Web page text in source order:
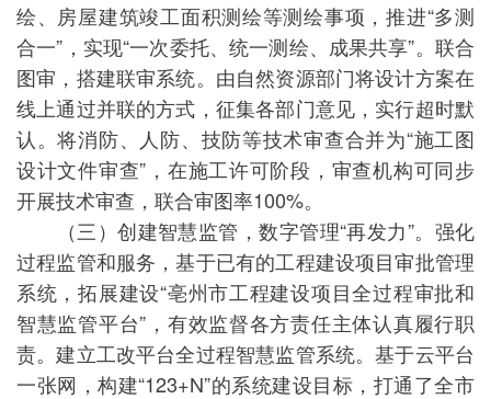
绘、房屋建筑竣工面积测绘等测绘事项，推进“多测
合一”，实现“一次委托、统一测绘、成果共享”。联合
图审，搭建联审系统。由自然资源部门将设计方案在
线上通过并联的方式，征集各部门意见，实行超时默
认。将消防、人防、技防等技术审查合并为“施工图
设计文件审查”，在施工许可阶段，审查机构可同步
开展技术审查，联合审图率100%。
（三）创建智慧监管，数字管理“再发力”。强化
过程监管和服务，基于已有的工程建设项目审批管理
系统，拓展建设“亳州市工程建设项目全过程审批和
智慧监管平台”，有效监督各方责任主体认真履行职
责。建立工改平台全过程智慧监管系统。基于云平台
一张网，构建“123+N”的系统建设目标，打通了全市